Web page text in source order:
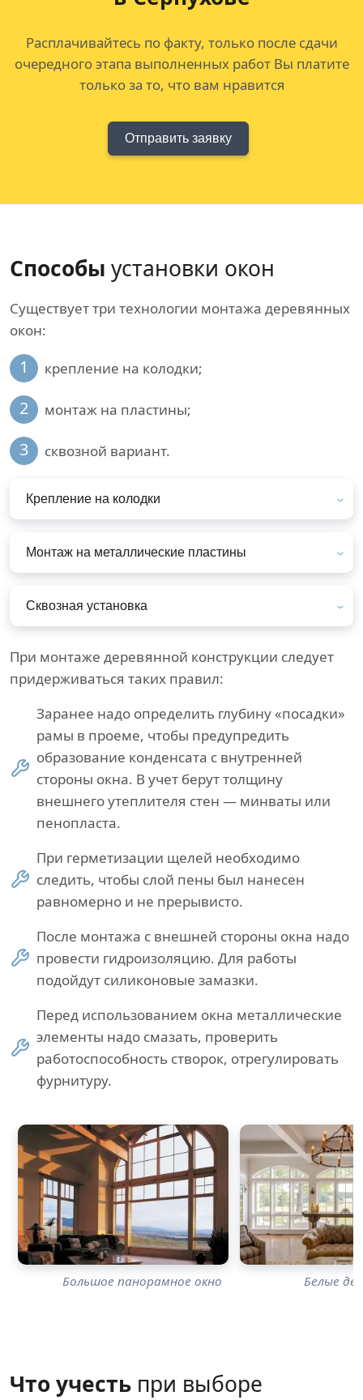
Расплачивайтесь по факту, только после сдачи
очередного этапа выполненных работ Вы платите
только за то, что вам нравится
Отправить заявку
Способы установки окон
Существует три технологии монтажа деревянных
окон:
1 крепление на колодки;
2 монтаж на пластины;
3 сквозной вариант.
Крепление на колодки
Монтаж на металлические пластины
Сквозная установка
При монтаже деревянной конструкции следует
придерживаться таких правил:
Заранее надо определить глубину «посадки»
рамы в проеме, чтобы предупредить
образование конденсата с внутренней
стороны окна. В учет берут толщину
внешнего утеплителя стен — минваты или
пенопласта.
При герметизации щелей необходимо
следить, чтобы слой пены был нанесен
равномерно и не прерывисто.
После монтажа с внешней стороны окна надо
провести гидроизоляцию. Для работы
подойдут силиконовые замазки.
Перед использованием окна металлические
элементы надо смазать, проверить
работоспособность створок, отрегулировать
фурнитуру.
Большое панорамное окно Белые
Что учесть при выборе